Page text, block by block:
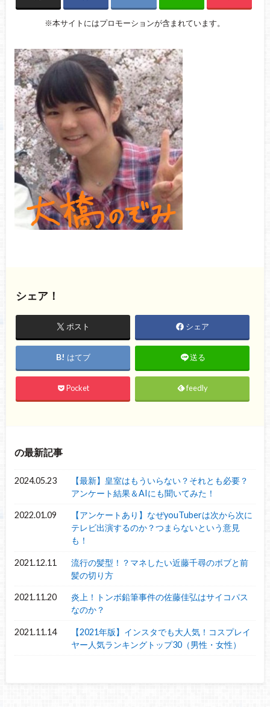
※本サイトにはプロモーションが含まれています。
シェア！
ポスト シェア
はてブ 送る
Pocket feedly
の最新記事
2024.05.23
【最新】皇室はもういらない？それとも必要？
アンケート結果＆AIにも聞いてみた！
2022.01.09
【アンケートあり】なぜyouTuberは次から次に
テレビ出演するのか？つまらないという意見
も！
2021.12.11
流行の髪型！？マネしたい近藤千尋のボブと前
髪の切り方
2021.11.20
炎上！トンボ鉛筆事件の佐藤佳弘はサイコパス
なのか？
2021.11.14
【2021年版】インスタでも大人気！コスプレイ
ヤー人気ランキングトップ30（男性・女性）